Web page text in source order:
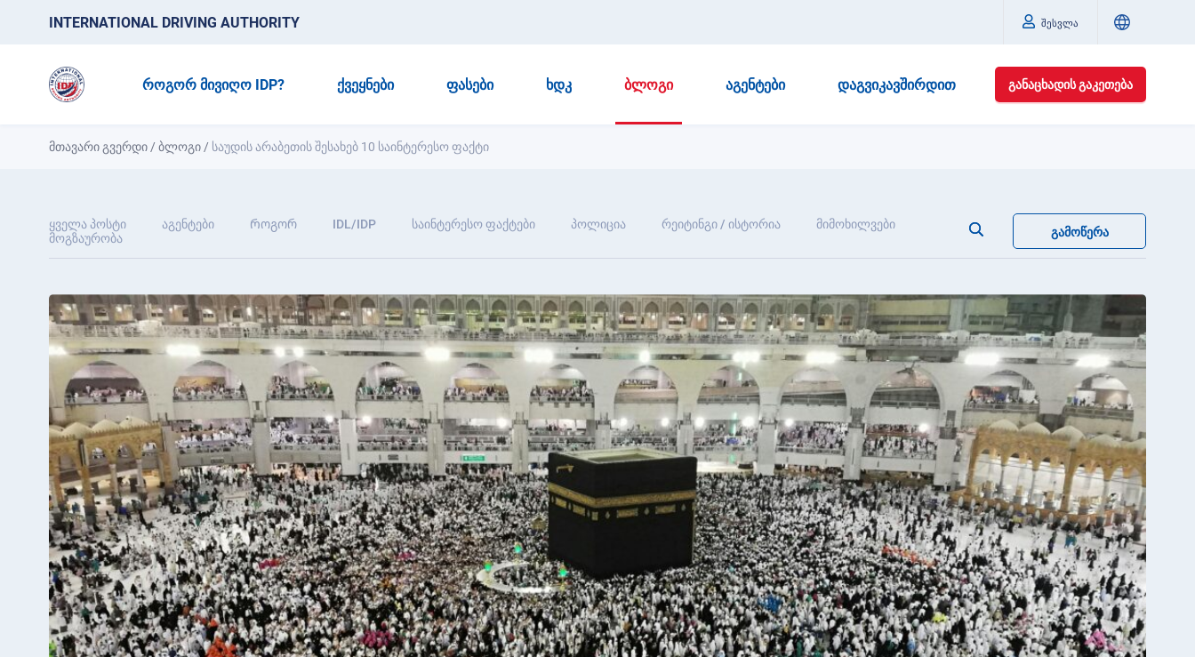
INTERNATIONAL DRIVING AUTHORITY შესვლა
ᲠᲝᲒᲝᲠ ᲛᲘᲕᲘᲦᲝ IDP? ᲥᲕᲔᲧᲜᲔᲑᲘ ᲤᲐᲡᲔᲑᲘ ᲮᲓᲙ ᲑᲚᲝᲒᲘ ᲐᲒᲔᲜᲢᲔᲑᲘ ᲓᲐᲒᲕᲘᲙᲐᲕᲨᲘᲠᲓᲘᲗ ᲒᲐᲜᲐᲪᲮᲐᲓᲘᲡ ᲒᲐᲙᲔᲗᲔᲑᲐ
მთავარი გვერდი /ბლოგი / საუდის არაბეთის შესახებ 10 საინტერესო ფაქტი
ყველა პოსტი აგენტები Როგორ IDL/IDP საინტერესო ფაქტები პოლიცია რეიტინგი / ისტორია
მიმოხილვები
მოგზაურობა
ᲒᲐᲛᲝᲬᲔᲠᲐ